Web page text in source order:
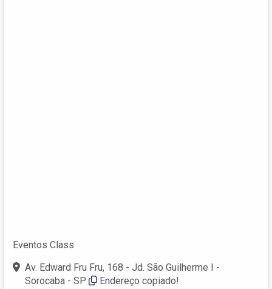
Eventos Class
Av. Edward Fru Fru, 168 - Jd. São Guilherme I -
Sorocaba - SP
Endereço copiado!